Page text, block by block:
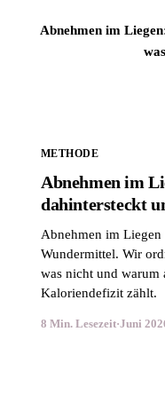
Abnehmen im
METHODE
Abnehmen im
dahintersteckt
Abnehmen im
Wundermittel. Wir
was nicht und warum
Kaloriendefizit zählt.
8 Min. Lesezeit·Juni